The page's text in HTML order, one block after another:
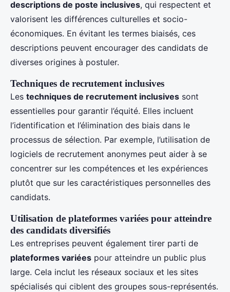
descriptions de poste inclusives, qui respectent et
valorisent les différences culturelles et socio-
économiques. En évitant les termes biaisés, ces
descriptions peuvent encourager des candidats de
diverses origines à postuler.
Techniques de recrutement inclusives
Les techniques de recrutement inclusives sont
essentielles pour garantir l’équité. Elles incluent
l’identification et l’élimination des biais dans le
processus de sélection. Par exemple, l’utilisation de
logiciels de recrutement anonymes peut aider à se
concentrer sur les compétences et les expériences
plutôt que sur les caractéristiques personnelles des
candidats.
Utilisation de plateformes variées pour atteindre
des candidats diversifiés
Les entreprises peuvent également tirer parti de
plateformes variées pour atteindre un public plus
large. Cela inclut les réseaux sociaux et les sites
spécialisés qui ciblent des groupes sous-représentés.